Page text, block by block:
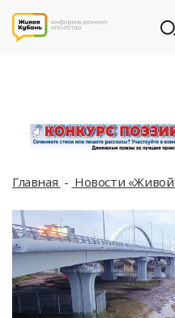
Главная Новости